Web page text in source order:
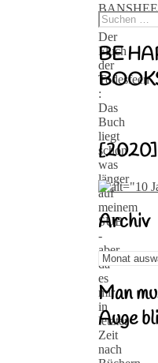
BANSHEE
BLUES.
Der
Fluch
der
Todesfeen
:
Das
Buch
liegt
schon
was
länger
auf
meinem
SUB
-
aber
da
es
mir
in
letzter
Zeit
nach
BE
[2020]
Archiv
Archiv
Man
Auge